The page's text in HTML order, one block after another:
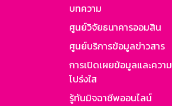
บทความ
ศูนย์วิจัยธนาคารออมสิน
ศูนย์บริการข้อมูลข่าวสาร
การเปิดเผยข้อมูลและความ
โปร่งใส
รู้ทันมิจฉาชีพออนไลน์